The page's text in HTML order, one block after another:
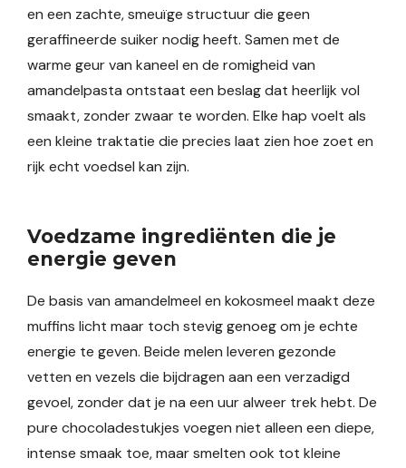
en een zachte, smeuïge structuur die geen
geraffineerde suiker nodig heeft. Samen met de
warme geur van kaneel en de romigheid van
amandelpasta ontstaat een beslag dat heerlijk vol
smaakt, zonder zwaar te worden. Elke hap voelt als
een kleine traktatie die precies laat zien hoe zoet en
rijk echt voedsel kan zijn.
Voedzame ingrediënten die je
energie geven
De basis van amandelmeel en kokosmeel maakt deze
muffins licht maar toch stevig genoeg om je echte
energie te geven. Beide melen leveren gezonde
vetten en vezels die bijdragen aan een verzadigd
gevoel, zonder dat je na een uur alweer trek hebt. De
pure chocoladestukjes voegen niet alleen een diepe,
intense smaak toe, maar smelten ook tot kleine